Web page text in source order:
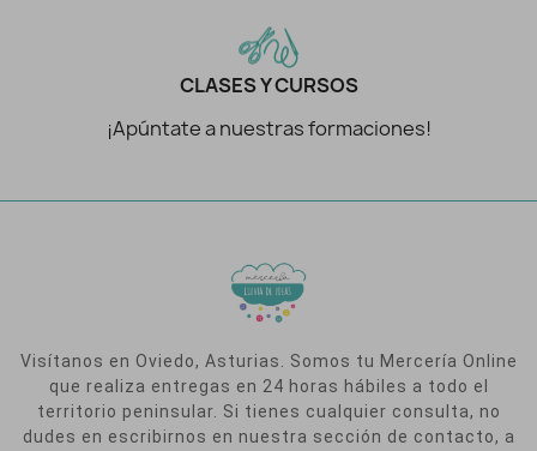
CLASES Y CURSOS
¡Apúntate a nuestras formaciones!
Visítanos en Oviedo, Asturias. Somos tu Mercería Online
que realiza entregas en 24 horas hábiles a todo el
territorio peninsular. Si tienes cualquier consulta, no
dudes en escribirnos en nuestra sección de contacto, a